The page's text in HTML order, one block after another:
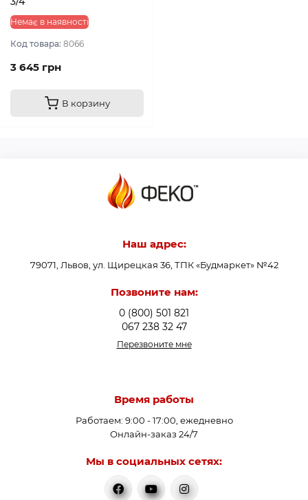
Немає в наявності
Код товара: 8066
3 645 грн
В корзину
Наш адрес:
79071, Львов, ул. Щирецкая 36, ТПК «Будмаркет» №42
Позвоните нам:
0 (800) 501 821
067 238 32 47
Перезвоните мне
Время работы
Работаем: 9:00 - 17:00, ежедневно
Онлайн-заказ 24/7
Мы в социальных сетях: